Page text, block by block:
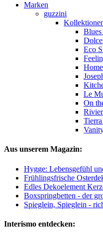
Marken
guzzini
Eco
Le
On
Aus unserem Magazin:
Hygge: Lebensgefühl
Frühlingsfrische
Edles Dekoelement
Boxspringbetten - der
Spieglein, Spieglein -
Interismo entdecken: